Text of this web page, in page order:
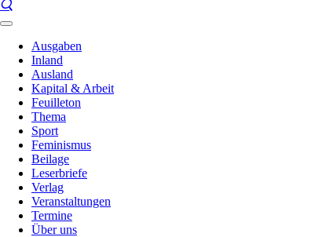
Ausgaben
Inland
Ausland
Kapital & Arbeit
Feuilleton
Thema
Sport
Feminismus
Beilage
Leserbriefe
Verlag
Veranstaltungen
Termine
Über uns